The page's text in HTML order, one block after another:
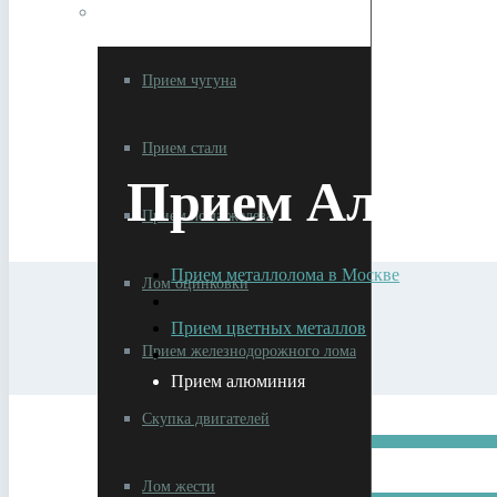
Прием чугуна
Прием стали
Прием лома железа
Лом оцинковки
Прием железнодорожного лома
Скупка двигателей
Лом жести
Прием
Прием металлолома в Москве
Прием цветных металлов
Прием алюминия